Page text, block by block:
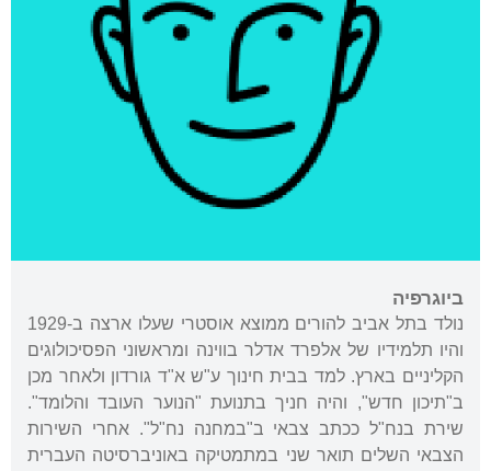
ביוגרפיה
נולד בתל אביב להורים ממוצא אוסטרי שעלו ארצה ב-1929
והיו תלמידיו של אלפרד אדלר בווינה ומראשוני הפסיכולוגים
הקליניים בארץ. למד בבית חינוך ע"ש א"ד גורדון ולאחר מכן
ב"תיכון חדש", והיה חניך בתנועת "הנוער העובד והלומד".
שירת בנח"ל ככתב צבאי ב"במחנה נח"ל". אחרי השירות
הצבאי השלים תואר שני במתמטיקה באוניברסיטה העברית